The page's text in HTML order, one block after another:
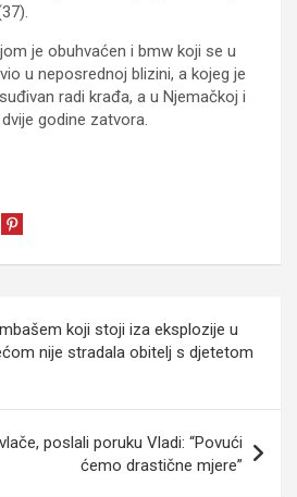
je obuhvaćen i bmw koji se u
u neposrednoj blizini, a kojeg je
radi krađa, a u Njemačkoj i
godine zatvora.
koji stoji iza eksplozije u
nije stradala obitelj s djetetom
poslali poruku Vladi: “Povući
ćemo drastične mjere”